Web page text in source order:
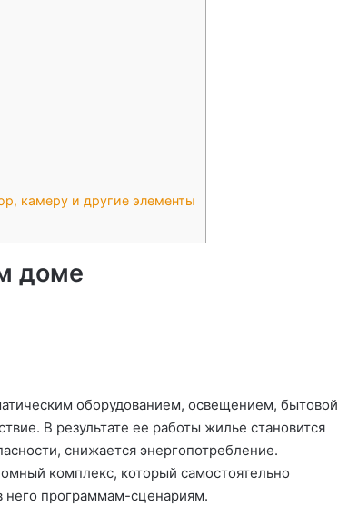
камеру и другие элементы
доме
оборудованием, освещением, бытовой
В результате ее работы жилье становится
снижается энергопотребление.
комплекс, который самостоятельно
него программам-сценариям.